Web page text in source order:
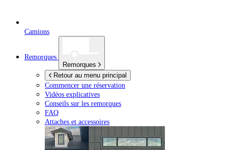
Camions
Remorques
Remorques
Retour au menu principal
Commencer une réservation
Vidéos explicatives
Conseils sur les remorques
FAQ
Attaches et accessoires